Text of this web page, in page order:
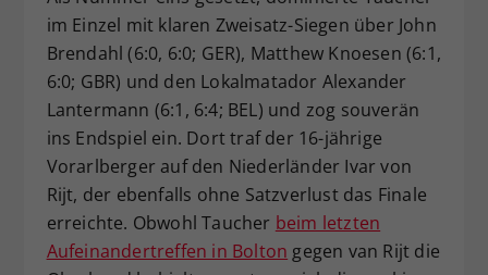
im Einzel mit klaren Zweisatz-Siegen über John
Brendahl (6:0, 6:0; GER), Matthew Knoesen (6:1,
6:0; GBR) und den Lokalmatador Alexander
Lantermann (6:1, 6:4; BEL) und zog souverän
ins Endspiel ein. Dort traf der 16-jährige
Vorarlberger auf den Niederländer Ivar von
Rijt, der ebenfalls ohne Satzverlust das Finale
erreichte. Obwohl Taucher beim letzten
Aufeinandertreffen in Bolton gegen van Rijt die
Dieser Wert speichert Ihre Consent-
Einstellungen. Unter anderem eine
zufällig generierte ID, für die
historische Speicherung Ihrer
vorgenommen Einstellungen, falls der
Webseiten-Betreiber dies eingestellt
hat.